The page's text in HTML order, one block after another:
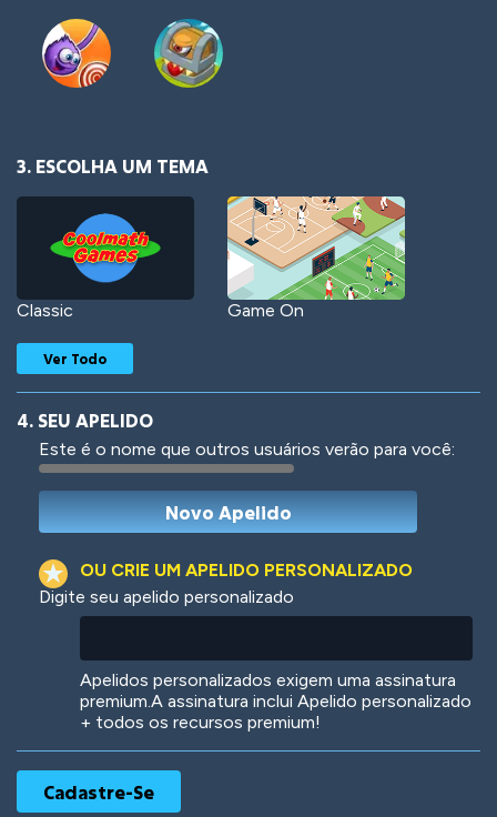
3. ESCOLHA UM TEMA
Classic Game On
Woof Jungle Cats
Ver Todo
4. SEU APELIDO
Este é o nome que outros usuários verão para você:
OU CRIE UM APELIDO PERSONALIZADO
Digite seu apelido personalizado
Apelidos personalizados exigem uma assinatura
premium.A assinatura inclui Apelido personalizado
+ todos os recursos premium!